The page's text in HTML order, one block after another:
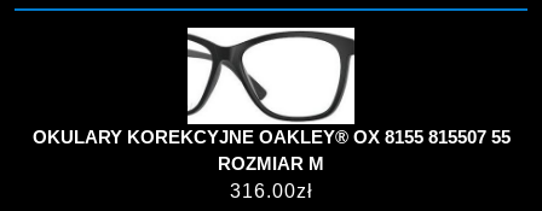
OKULARY KOREKCYJNE OAKLEY® OX 8155 815507 55
ROZMIAR M
316.00zł